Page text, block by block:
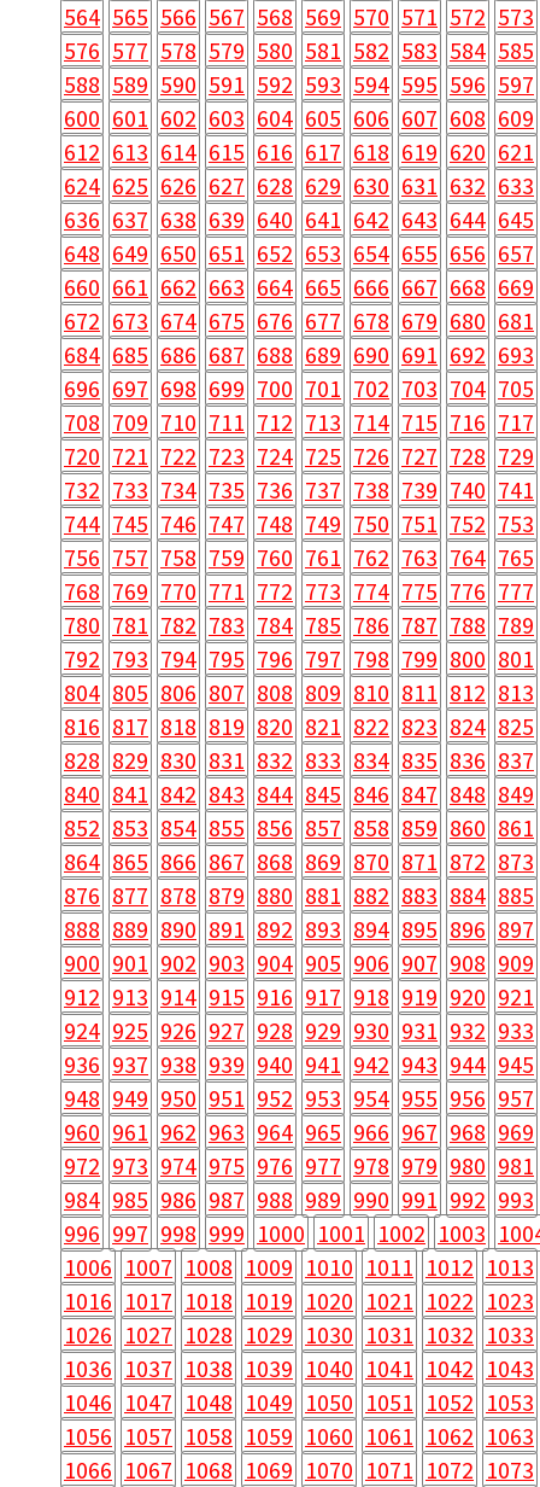
564 565 566 567 568 569 570 571 572 573
576 577 578 579 580 581 582 583 584 585
588 589 590 591 592 593 594 595 596 597
600 601 602 603 604 605 606 607 608 609
612 613 614 615 616 617 618 619 620 621
624 625 626 627 628 629 630 631 632 633
636 637 638 639 640 641 642 643 644 645
648 649 650 651 652 653 654 655 656 657
660 661 662 663 664 665 666 667 668 669
672 673 674 675 676 677 678 679 680 681
684 685 686 687 688 689 690 691 692 693
696 697 698 699 700 701 702 703 704 705
708 709 710 711 712 713 714 715 716 717
720 721 722 723 724 725 726 727 728 729
732 733 734 735 736 737 738 739 740 741
744 745 746 747 748 749 750 751 752 753
756 757 758 759 760 761 762 763 764 765
768 769 770 771 772 773 774 775 776 777
780 781 782 783 784 785 786 787 788 789
792 793 794 795 796 797 798 799 800 801
804 805 806 807 808 809 810 811 812 813
816 817 818 819 820 821 822 823 824 825
828 829 830 831 832 833 834 835 836 837
840 841 842 843 844 845 846 847 848 849
852 853 854 855 856 857 858 859 860 861
864 865 866 867 868 869 870 871 872 873
876 877 878 879 880 881 882 883 884 885
888 889 890 891 892 893 894 895 896 897
900 901 902 903 904 905 906 907 908 909
912 913 914 915 916 917 918 919 920 921
924 925 926 927 928 929 930 931 932 933
936 937 938 939 940 941 942 943 944 945
948 949 950 951 952 953 954 955 956 957
960 961 962 963 964 965 966 967 968 969
972 973 974 975 976 977 978 979 980 981
984 985 986 987 988 989 990 991 992 993
996 997 998 999 1000 1001 1002 1003
1006 1007 1008 1009 1010 1011 1012 1013
1016 1017 1018 1019 1020 1021 1022 1023
1026 1027 1028 1029 1030 1031 1032 1033
1036 1037 1038 1039 1040 1041 1042 1043
1046 1047 1048 1049 1050 1051 1052 1053
1056 1057 1058 1059 1060 1061 1062 1063
1066 1067 1068 1069 1070 1071 1072 1073